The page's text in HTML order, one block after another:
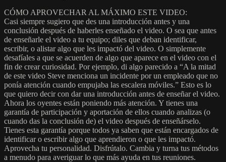
CÓMO APROVECHAR AL MÁXIMO ESTE VIDEO:
Casi siempre sugiero que des una introducción antes y una
conclusión después de haberles enseñado el video. O sea que antes
de enseñarle el video a tu equipo; diles que deban identificar,
escribir, o alistar algo que les impactó del video. O simplemente
desafíales a que se acuerden de algo que aparece en el video con el
fin de crear curiosidad. Por ejemplo, di algo parecido a “A la mitad
de este video Steve menciona un incidente por un empleado que no
ponía atención cuando empujaba las escalera móviles.” Esto es lo
que quiero decir con dar una introducción antes de enseñar el video.
Ahora los oyentes están poniendo más atención. Y tienes una
garantía de participación y aportación de ellos cuando analizas (o
cuando das la conclusión de) el video después de enseñárselo.
Tienes esta garantía porque todos ya saben que están encargados de
identificar o escribir algo que aprendieron o que les impactó.
Aprovecha tu personalidad. Disfrútalo. Cambia y turna tus métodos
a menudo para averiguar lo que más ayuda en tus reuniones.